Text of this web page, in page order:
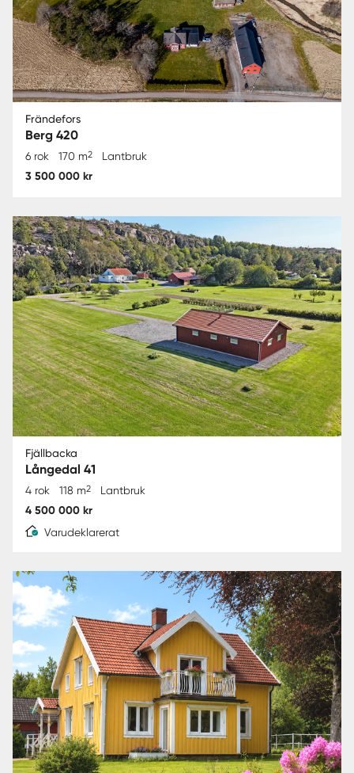
Frändefors
Berg 420
6 rok 170 m2 Lantbruk
3 500 000 kr
Fjällbacka
Långedal 41
4 rok 118 m2 Lantbruk
4 500 000 kr
Varudeklarerat